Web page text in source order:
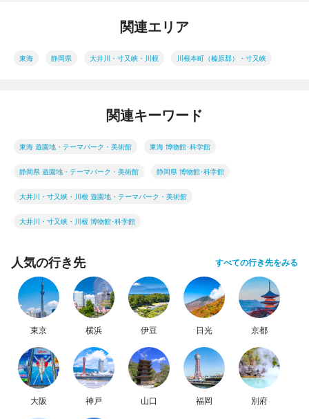
関連エリア
東海 静岡県 大井川・寸又峡・川根 川根本町（榛原郡）・寸又峡
関連キーワード
東海 遊園地・テーマパーク・美術館 東海 博物館･科学館
静岡県 遊園地・テーマパーク・美術館 静岡県 博物館･科学館
大井川・寸又峡・川根 遊園地・テーマパーク・美術館
大井川・寸又峡・川根 博物館･科学館
人気の行き先 すべての行き先をみる
東京 横浜 伊豆 日光 京都
大阪 神戸 山口 福岡 別府